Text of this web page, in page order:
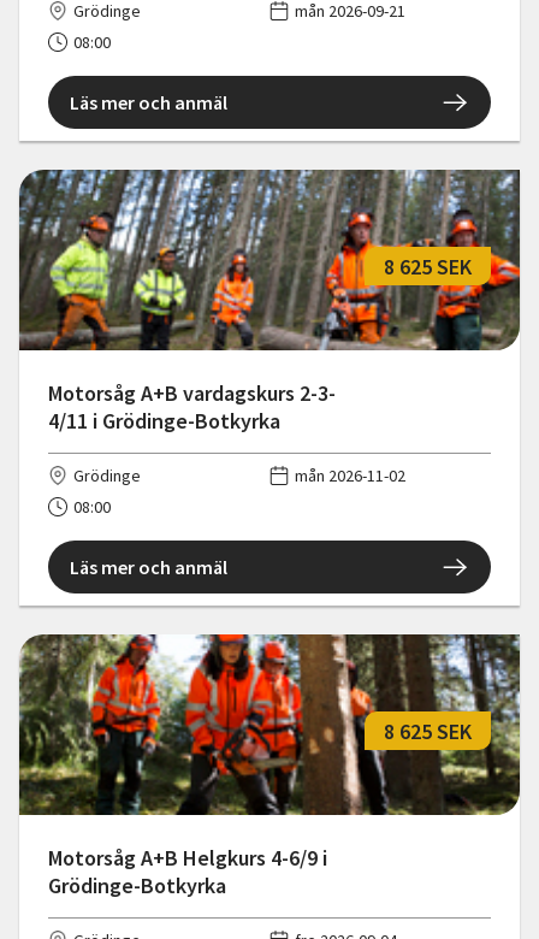
Grödinge
mån 2026-09-21
08:00
Läs mer och anmäl
Motorsåg A+B vardagskurs 2-3-
4/11 i Grödinge-Botkyrka
8 625 SEK
Grödinge
mån 2026-11-02
08:00
Läs mer och anmäl
Motorsåg A+B Helgkurs 4-6/9 i
Grödinge-Botkyrka
8 625 SEK